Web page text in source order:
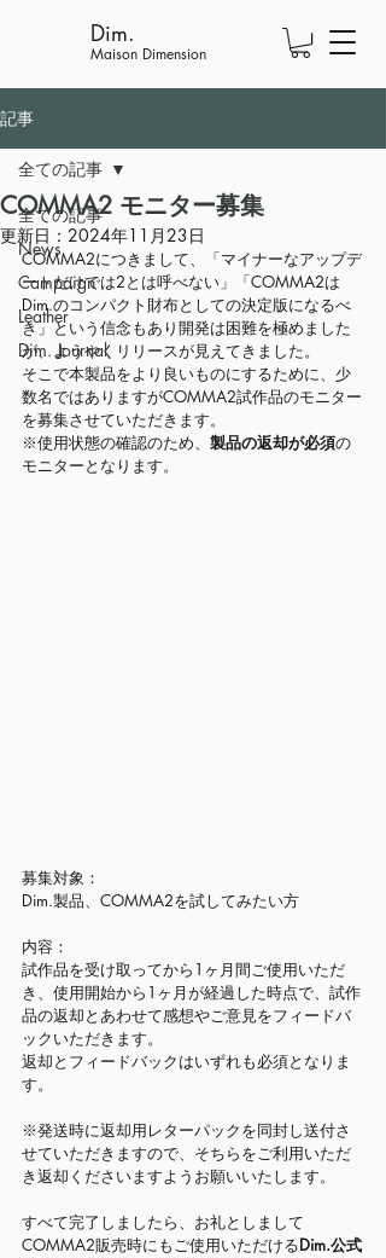
Dim.
Maison Dimension
記事
全ての記事
News
Campaign
Leather
Dim. Journal
全ての記事
COMMA2 モニター募集
更新日： 2024年11月23日
COMMA2につきまして、「マイナーなアップデ
ートだけでは2とは呼べない」「COMMA2は
Dim.のコンパクト財布としての決定版になるべ
き」という信念もあり開発は困難を極めました
が、ようやくリリースが見えてきました。
そこで本製品をより良いものにするために、少
数名ではありますがCOMMA2試作品のモニター
を募集させていただきます。
※使用状態の確認のため、 製品の返却が必須の
モニターとなります。
募集対象：
Dim.製品、COMMA2を試してみたい方
内容：
試作品を受け取ってから1ヶ月間ご使用いただ
き、使用開始から1ヶ月が経過した時点で、試作
品の返却とあわせて感想やご意見をフィードバ
ックいただきます。
返却とフィードバックはいずれも必須となりま
す。
※発送時に返却用レターパックを同封し送付さ
せていただきますので、そちらをご利用いただ
き返却くださいますようお願いいたします。
すべて完了しましたら、お礼としまして
COMMA2販売時にもご使用いただけるDim.公式